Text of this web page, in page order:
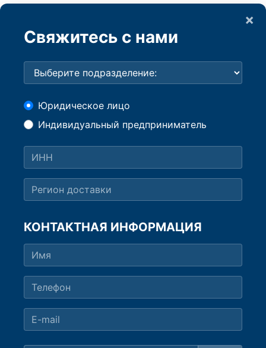
×
Свяжитесь с нами
Юридическое лицо
Индивидуальный предприниматель
КОНТАКТНАЯ ИНФОРМАЦИЯ